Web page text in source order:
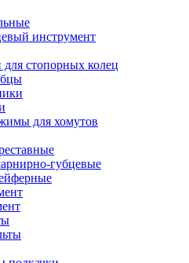
инструмент
стопорных колец
для хомутов
губцевые